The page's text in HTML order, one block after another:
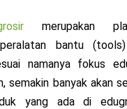
merupakan
peralatan bantu
namanya fokus
semakin banyak akan
yang ada di